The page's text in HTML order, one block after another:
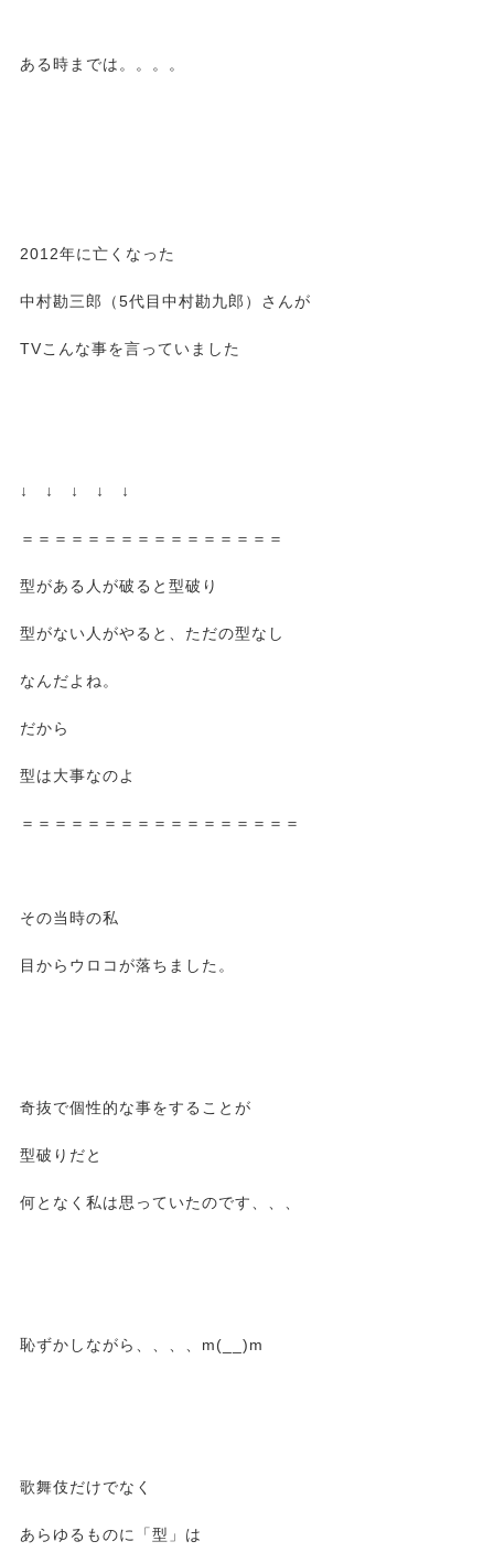
ある時までは。。。。
2012年に亡くなった
中村勘三郎（5代目中村勘九郎）さんが
TVこんな事を言っていました
↓ ↓ ↓ ↓ ↓
＝＝＝＝＝＝＝＝＝＝＝＝＝＝＝＝
型がある人が破ると型破り
型がない人がやると、ただの型なし
なんだよね。
だから
型は大事なのよ
＝＝＝＝＝＝＝＝＝＝＝＝＝＝＝＝＝
その当時の私
目からウロコが落ちました。
奇抜で個性的な事をすることが
型破りだと
何となく私は思っていたのです、、、
恥ずかしながら、、、、m(__)m
歌舞伎だけでなく
あらゆるものに「型」は